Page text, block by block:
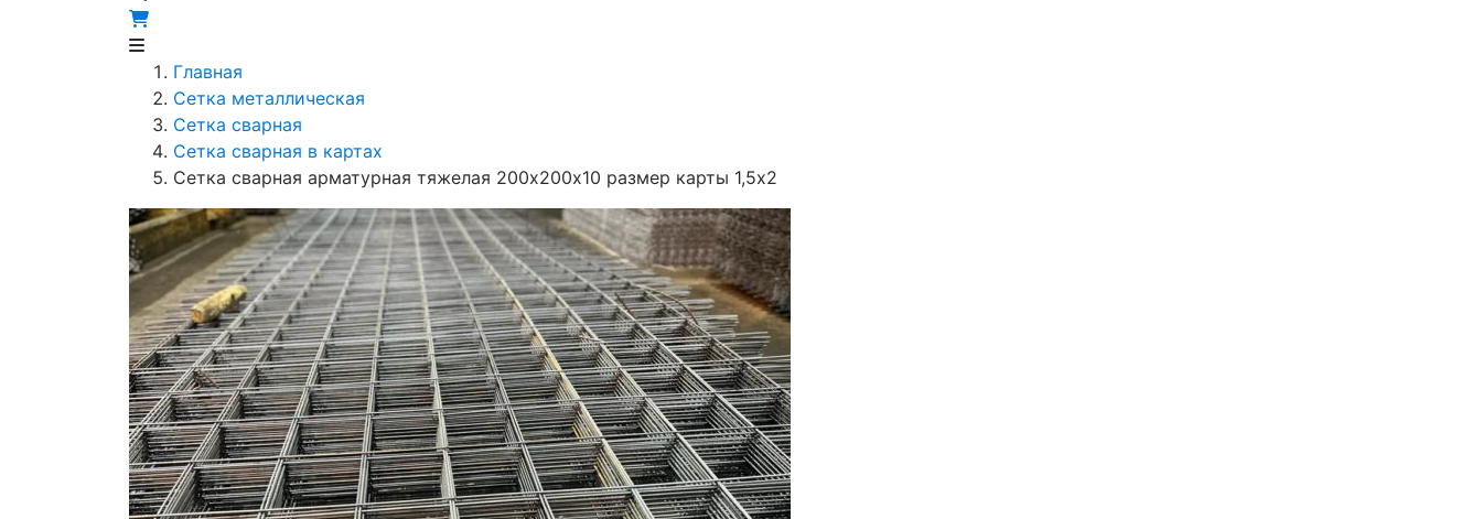
Главная
Сетка металлическая
Сетка сварная
Сетка сварная в картах
Сетка сварная арматурная тяжелая 200х200х10 размер карты 1,5х2